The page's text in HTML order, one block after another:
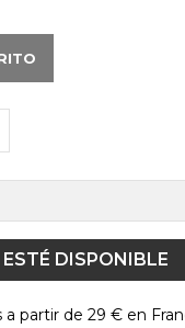
DISPONIBLE
partir de 29 € en